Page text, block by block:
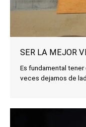
SER LA MEJOR
Es fundamental
veces dejamos de